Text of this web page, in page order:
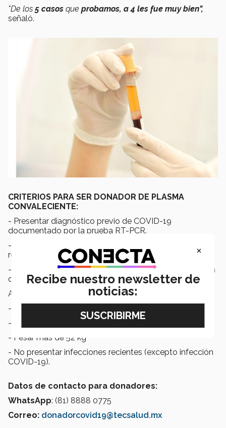
"De los 5 casos que probamos, a 4 les fue muy bien",
señaló.
CRITERIOS PARA SER DONADOR DE PLASMA
CONVALECIENTE:
- Presentar diagnóstico previo de COVID-19
documentado por la prueba RT-PCR.
- Presentar prueba de seguimiento que reporte un
resultado negativo para COVID-19.
- Presentarse asintomático al menos 14 días antes de la
donación.
Además, la persona deberá:
- Gozar de buena salud.
- Tener entre 18 a 65 años.
- Pesar más de 52 kg
- No presentar infecciones recientes (excepto infección
COVID-19).
Datos de contacto para donadores:
WhatsApp: (81) 8888 0775
Correo: donadorcovid19@tecsalud.mx
×
Recibe nuestro newsletter de
noticias: